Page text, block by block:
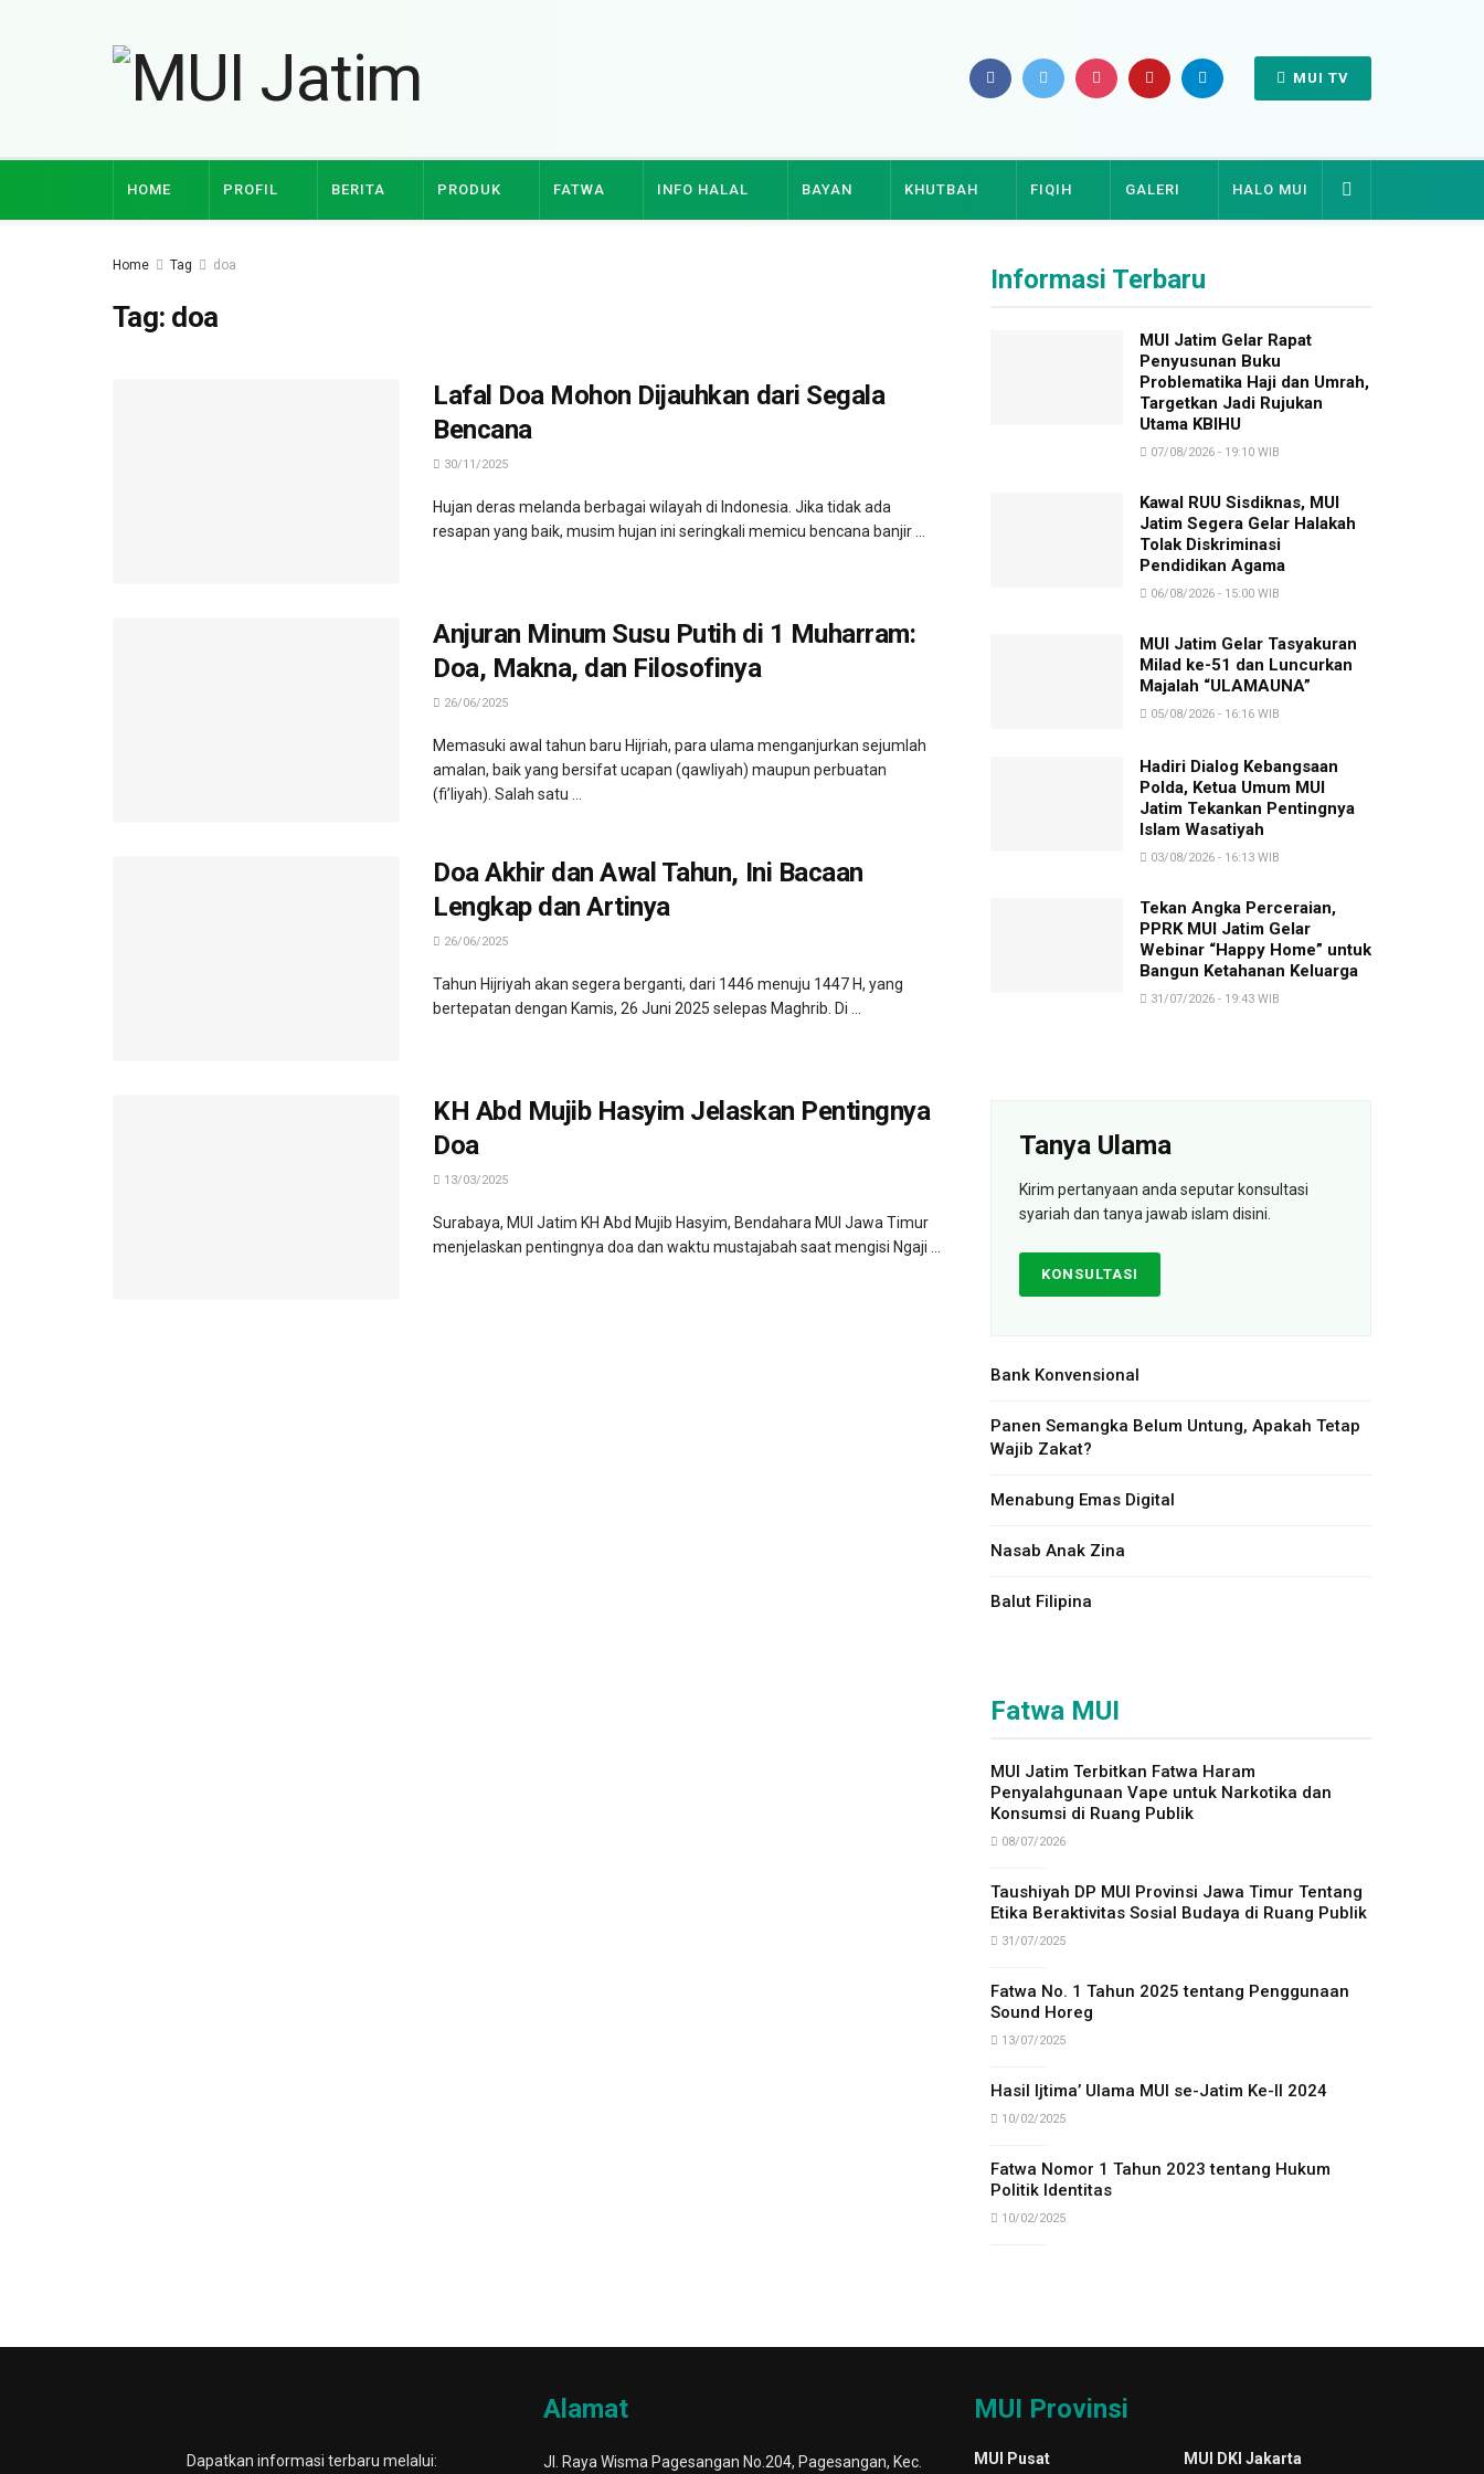
MUI TV
HOME PROFIL BERITA PRODUK FATWA INFO HALAL BAYAN KHUTBAH FIQIH GALERI HALO MUI
Home Tag doa
Tag: doa
Lafal Doa Mohon Dijauhkan dari Segala
Bencana
30/11/2025
Hujan deras melanda berbagai wilayah di Indonesia. Jika tidak ada
resapan yang baik, musim hujan ini seringkali memicu bencana banjir ...
Anjuran Minum Susu Putih di 1 Muharram:
Doa, Makna, dan Filosofinya
26/06/2025
Memasuki awal tahun baru Hijriah, para ulama menganjurkan sejumlah
amalan, baik yang bersifat ucapan (qawliyah) maupun perbuatan
(fi’liyah). Salah satu ...
Doa Akhir dan Awal Tahun, Ini Bacaan
Lengkap dan Artinya
26/06/2025
Tahun Hijriyah akan segera berganti, dari 1446 menuju 1447 H, yang
bertepatan dengan Kamis, 26 Juni 2025 selepas Maghrib. Di ...
KH Abd Mujib Hasyim Jelaskan Pentingnya
Doa
13/03/2025
Surabaya, MUI Jatim KH Abd Mujib Hasyim, Bendahara MUI Jawa Timur
menjelaskan pentingnya doa dan waktu mustajabah saat mengisi Ngaji ...
Informasi Terbaru
MUI Jatim Gelar Rapat
Penyusunan Buku
Problematika Haji dan Umrah,
Targetkan Jadi Rujukan
Utama KBIHU
07/08/2026 - 19:10 WIB
Kawal RUU Sisdiknas, MUI
Jatim Segera Gelar Halakah
Tolak Diskriminasi
Pendidikan Agama
06/08/2026 - 15:00 WIB
MUI Jatim Gelar Tasyakuran
Milad ke-51 dan Luncurkan
Majalah “ULAMAUNA”
05/08/2026 - 16:16 WIB
Hadiri Dialog Kebangsaan
Polda, Ketua Umum MUI
Jatim Tekankan Pentingnya
Islam Wasatiyah
03/08/2026 - 16:13 WIB
Tekan Angka Perceraian,
PPRK MUI Jatim Gelar
Webinar “Happy Home” untuk
Bangun Ketahanan Keluarga
31/07/2026 - 19:43 WIB
Tanya Ulama
Kirim pertanyaan anda seputar konsultasi
syariah dan tanya jawab islam disini.
KONSULTASI
Bank Konvensional
Panen Semangka Belum Untung, Apakah Tetap
Wajib Zakat?
Menabung Emas Digital
Nasab Anak Zina
Balut Filipina
Fatwa MUI
MUI Jatim Terbitkan Fatwa Haram
Penyalahgunaan Vape untuk Narkotika dan
Konsumsi di Ruang Publik
08/07/2026
Taushiyah DP MUI Provinsi Jawa Timur Tentang
Etika Beraktivitas Sosial Budaya di Ruang Publik
31/07/2025
Fatwa No. 1 Tahun 2025 tentang Penggunaan
Sound Horeg
13/07/2025
Hasil Ijtima’ Ulama MUI se-Jatim Ke-II 2024
10/02/2025
Fatwa Nomor 1 Tahun 2023 tentang Hukum
Politik Identitas
10/02/2025
Dapatkan informasi terbaru melalui:
Alamat
Jl. Raya Wisma Pagesangan No.204, Pagesangan, Kec.
MUI Provinsi
MUI Pusat MUI DKI Jakarta